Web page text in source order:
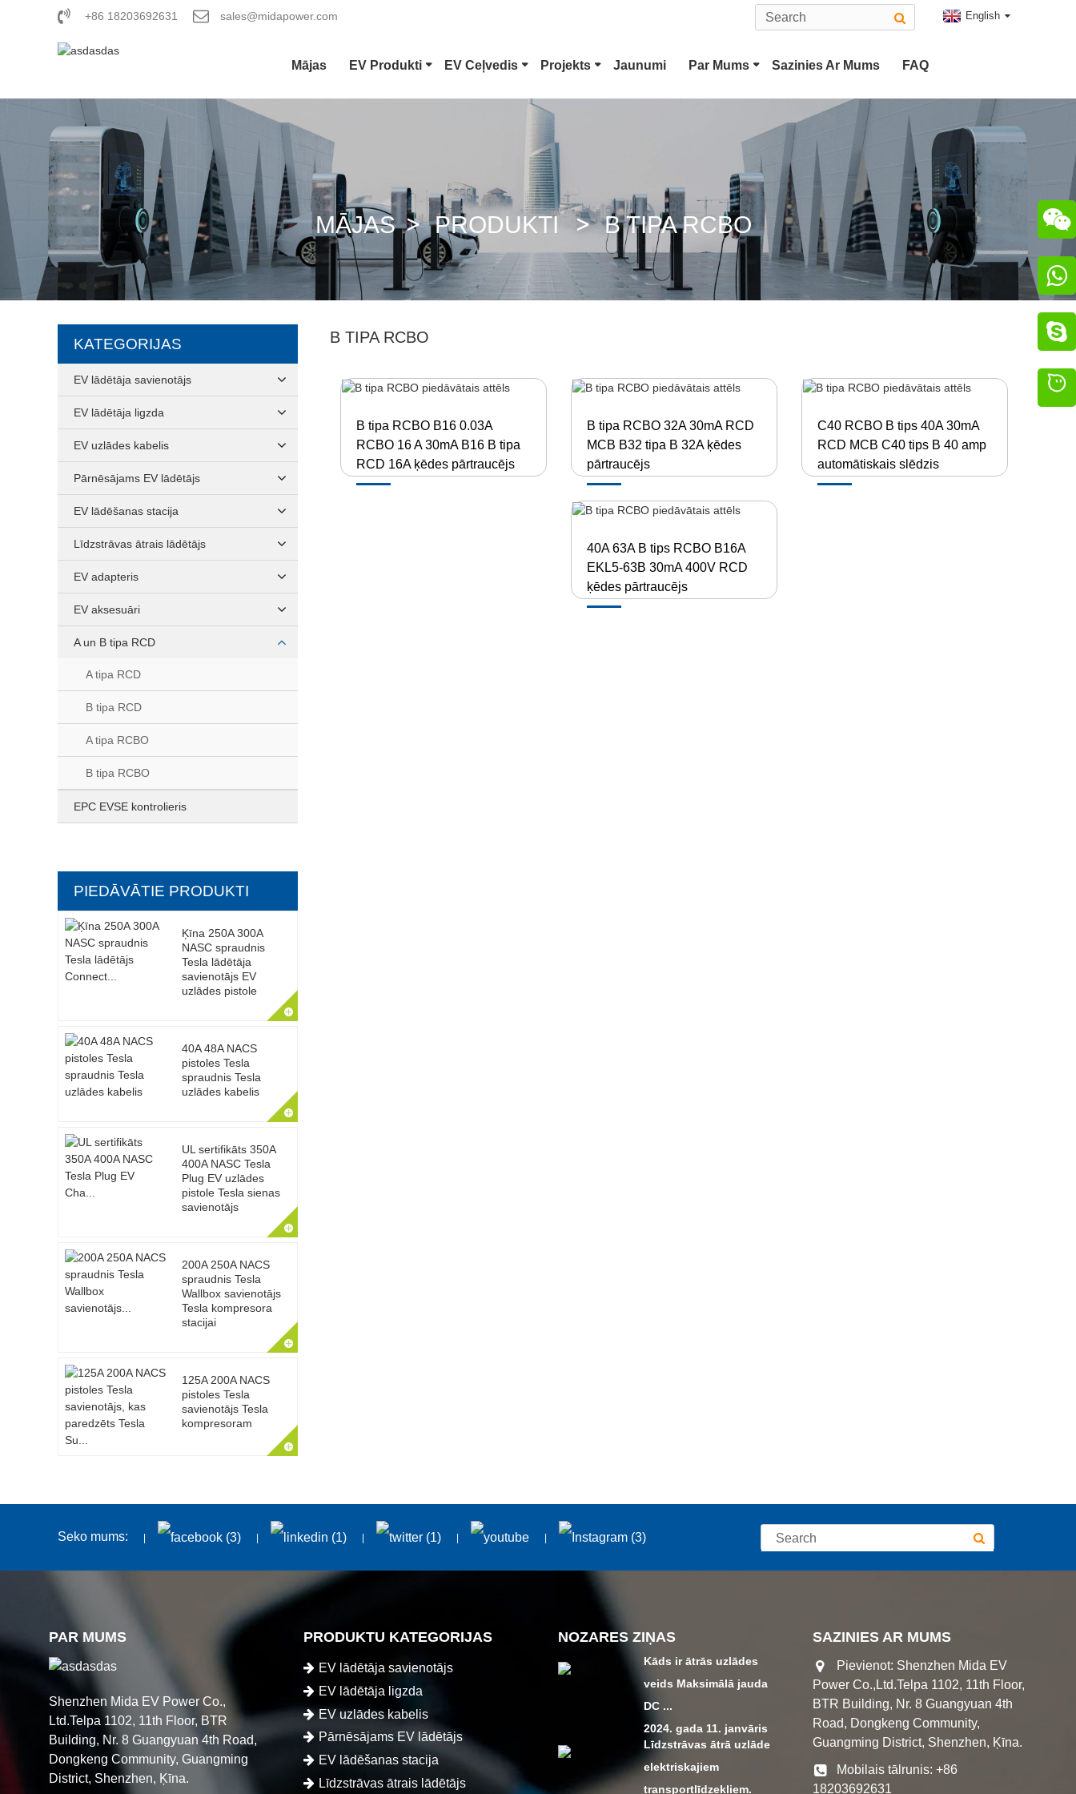
+86 18203692631 sales@midapower.com English
Mājas EV Produkti
2. Tipa EV Savienotājs
CCS Combo 1 Spraudnis CCS Combo 2 Spraudnis CHAdeMO Savienotājs
GB/T Līdzstrāvas Pistole ChaoJi Savienotājs
EV Ceļvedis Projekts Jaunumi Par Mums Sazinies Ar Mums FAQ
MĀJAS PRODUKTI B TIPA RCBO
KATEGORIJAS
EV lādētāja savienotājs
EV lādētāja ligzda
EV uzlādes kabelis
Pārnēsājams EV lādētājs
EV lādēšanas stacija
Līdzstrāvas ātrais lādētājs
EV adapteris
EV aksesuāri
A un B tipa RCD
A tipa RCD
B tipa RCD
A tipa RCBO
B tipa RCBO
EPC EVSE kontrolieris
PIEDĀVĀTIE PRODUKTI
Ķīna 250A 300A
NASC spraudnis
Tesla lādētāja
savienotājs EV
uzlādes pistole
40A 48A NACS
pistoles Tesla
spraudnis Tesla
uzlādes kabelis
UL sertifikāts 350A
400A NASC Tesla
Plug EV uzlādes
pistole Tesla sienas
savienotājs
200A 250A NACS
spraudnis Tesla
Wallbox savienotājs
Tesla kompresora
stacijai
125A 200A NACS
pistoles Tesla
savienotājs Tesla
kompresoram
B TIPA RCBO
B tipa RCBO B16 0.03A
RCBO 16 A 30mA B16 B tipa
RCD 16A ķēdes pārtraucējs
B tipa RCBO 32A 30mA RCD
MCB B32 tipa B 32A ķēdes
pārtraucējs
C40 RCBO B tips 40A 30mA
RCD MCB C40 tips B 40 amp
automātiskais slēdzis
40A 63A B tips RCBO B16A
EKL5-63B 30mA 400V RCD
ķēdes pārtraucējs
Seko mums:
PAR MUMS
Shenzhen Mida EV Power Co.,
Ltd.Telpa 1102, 11th Floor, BTR
Building, Nr. 8 Guangyuan 4th Road,
Dongkeng Community, Guangming
District, Shenzhen, Ķīna.
PRODUKTU KATEGORIJAS
EV lādētāja savienotājs
EV lādētāja ligzda
EV uzlādes kabelis
Pārnēsājams EV lādētājs
EV lādēšanas stacija
Līdzstrāvas ātrais lādētājs
NOZARES ZIŅAS
Kāds ir ātrās uzlādes
veids Maksimālā jauda
DC ...
2024. gada 11. janvāris
Līdzstrāvas ātrā uzlāde
elektriskajiem
transportlīdzekļiem.
SAZINIES AR MUMS
Pievienot: Shenzhen Mida EV
Power Co.,Ltd.Telpa 1102, 11th Floor,
BTR Building, Nr. 8 Guangyuan 4th
Road, Dongkeng Community,
Guangming District, Shenzhen, Ķīna.
Mobilais tālrunis: +86
18203692631


